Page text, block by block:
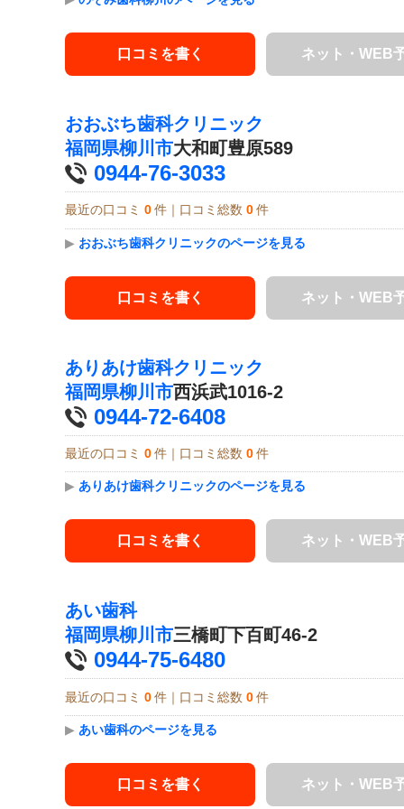
口コミを書く ネット・WEB
おおぶち歯科クリニック
福岡県柳川市大和町豊原589
0944-76-3033
最近の口コミ 0 件｜口コミ総数 0 件
▶ おおぶち歯科クリニックのページを見る
口コミを書く ネット・WEB
ありあけ歯科クリニック
福岡県柳川市西浜武1016-2
0944-72-6408
最近の口コミ 0 件｜口コミ総数 0 件
▶ ありあけ歯科クリニックのページを見る
口コミを書く ネット・WEB
あい歯科
福岡県柳川市三橋町下百町46-2
0944-75-6480
最近の口コミ 0 件｜口コミ総数 0 件
▶ あい歯科のページを見る
口コミを書く ネット・WEB